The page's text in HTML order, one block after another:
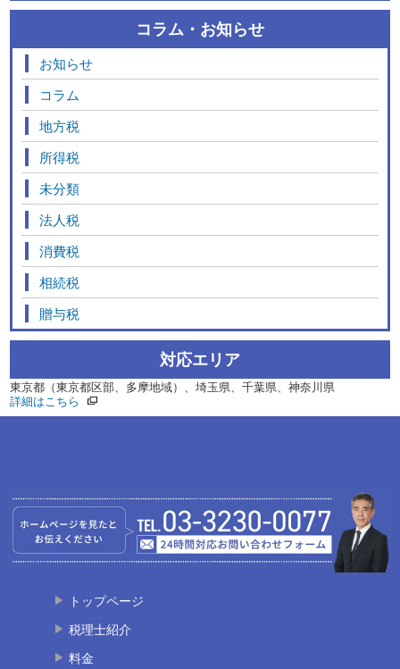
コラム・お知らせ
お知らせ
コラム
地方税
所得税
未分類
法人税
消費税
相続税
贈与税
対応エリア
東京都（東京都区部、多摩地域）、埼玉県、千葉県、神奈川県
詳細はこちら
トップページ
税理士紹介
料金